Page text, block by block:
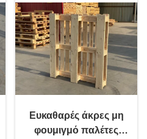
Ευκαθαρές άκρες μη
φουμιγμό παλέτες